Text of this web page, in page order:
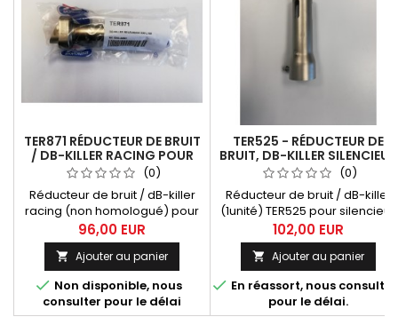
TER871 RÉDUCTEUR DE BRUIT
/ DB-KILLER RACING POUR
LIGNE TERMIGNONI Y126
(0)
Réducteur de bruit / dB-killer
racing (non homologué) pour
ligne Termignoni Y126...
Dimensions : - Insert 55 x 52.5
mm - Diamètre tube de fuite
35mm - Longueur 170mm
96,00 EUR
 Ajouter au panier
 Non disponible, nous
consulter pour le délai
TER525 - RÉDUCTEUR DE
BRUIT, DB-KILLER SILENCIEUX
DUCATI MONSTER
HOMOLOGUÉ
(0)
Réducteur de bruit / dB-killer
(1unité) TER525 pour silencieux
Termignoni Monster
homologué. Compatible avec
les références
d'échappement suivantes:
D147 / 96480541A (silencieux
homologué 1008 - 821;
102,00 EUR
 Ajouter au panier
 En réassort, nous consulter
pour le délai.